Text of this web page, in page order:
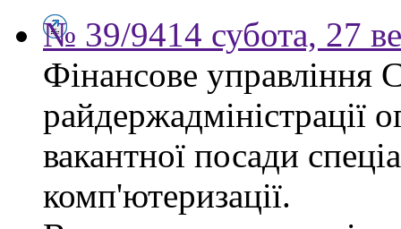
№ 39/9414 субота, 27
Фінансове управління
райдержадміністрації
вакантної посади
комп'ютеризації.